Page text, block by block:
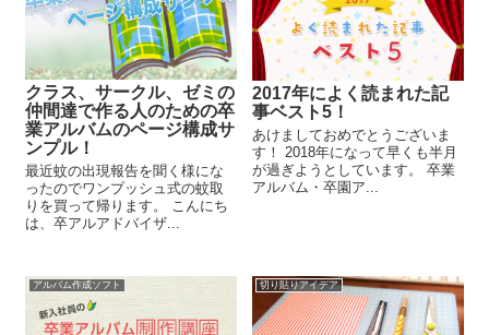
クラス、サークル、ゼミの
仲間達で作る人のための卒
業アルバムのページ構成サ
ンプル！
最近蚊の出現報告を聞く様にな
ったのでワンプッシュ式の蚊取
りを買って帰ります。 こんにち
は、卒アルアドバイザ...
2017年によく読まれた記
事ベスト5！
あけましておめでとうございま
す！ 2018年になって早くも半月
が過ぎようとしています。 卒業
アルバム・卒園ア...
アルバム作成ソフト 切り貼りアイデア